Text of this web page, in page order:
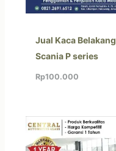
Jual Kaca Belakang
Scania P series
Rp100.000